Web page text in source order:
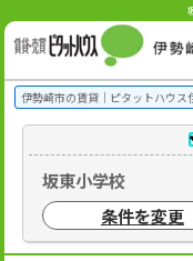
伊勢崎市の賃貸｜ピタットハウ
坂東小学校
条件を変更